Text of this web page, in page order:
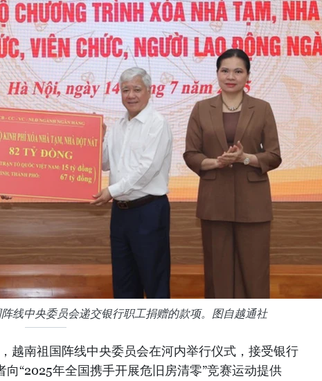
线中央委员会递交银行职工捐赠的款项。图自越通社
越南祖国阵线中央委员会在河内举行仪式，接受银行
“2025年全国携手开展危旧房清零”竞赛运动提供